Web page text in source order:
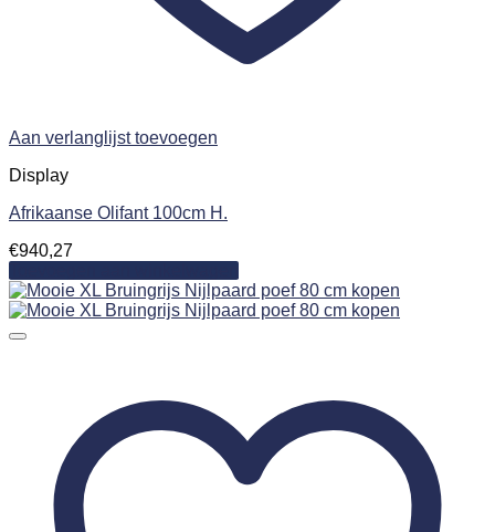
Aan verlanglijst toevoegen
Display
Afrikaanse Olifant 100cm H.
€940,27